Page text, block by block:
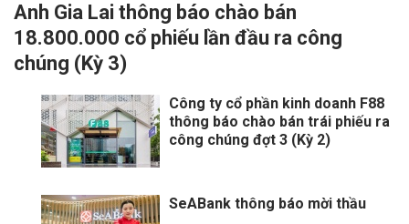
Anh Gia Lai thông báo chào bán
18.800.000 cổ phiếu lần đầu ra công
chúng (Kỳ 3)
Công ty cổ phần kinh doanh F88
thông báo chào bán trái phiếu ra
công chúng đợt 3 (Kỳ 2)
SeABank thông báo mời thầu